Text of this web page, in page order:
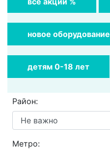
новое оборудование
детям 0-18 лет
Район:
Метро: